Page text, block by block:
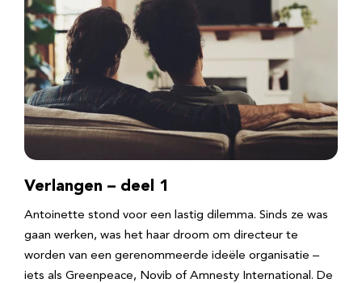
Verlangen – deel 1
Antoinette stond voor een lastig dilemma. Sinds ze was
gaan werken, was het haar droom om directeur te
worden van een gerenommeerde ideële organisatie –
iets als Greenpeace, Novib of Amnesty International. De